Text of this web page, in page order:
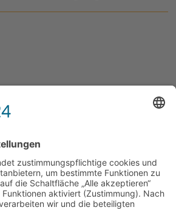
Dach über dem Kopf für 754 junge
Mitglieder des Stiftungsrates der
Armin Zürn (stellv.
(Vorsitzender Stiftungsvorstand),
Katharina Heckl, Kirsten
Vorsitzender
Ritter, Robert Hitzelberger